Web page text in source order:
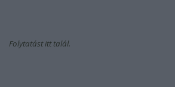
Folytatást itt talál.